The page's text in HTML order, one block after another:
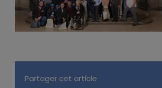
Partager cet article